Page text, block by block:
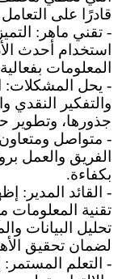
قادرًا على
- تقني ماهر:
استخدام أحدث
المعلومات
- يحل المشكلات:
والتفكير النقدي
جذورها، وتطوير
- متواصل
الفريق والعمل
بكفاءة.
- القائد المدير:
تقنية المعلومات
تحليل البيانات
لضمان تحقيق
- التعلم المستمر: